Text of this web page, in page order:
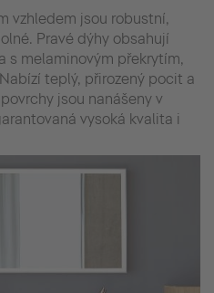
vzhledem jsou robustní,
Pravé dýhy obsahují
s melaminovým překrytím,
teplý, přirozený pocit a
jsou nanášeny v
vysoká kvalita i